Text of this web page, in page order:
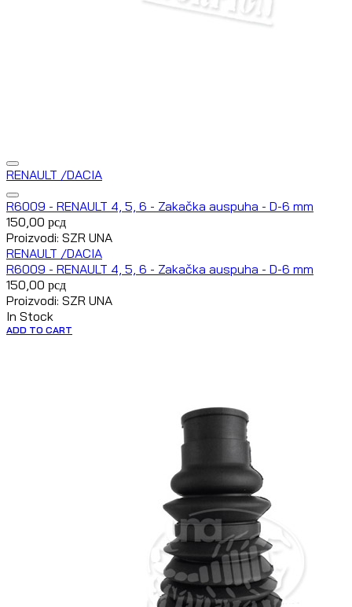
RENAULT /DACIA
R6009 - RENAULT 4, 5, 6 - Zakačka auspuha - D-6 mm
150,00 рсд
Proizvodi: SZR UNA
RENAULT /DACIA
R6009 - RENAULT 4, 5, 6 - Zakačka auspuha - D-6 mm
150,00 рсд
Proizvodi: SZR UNA
In Stock
ADD TO CART